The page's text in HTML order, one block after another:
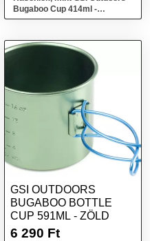
Bugaboo Cup 414ml -
narancsszín
GSI OUTDOORS
BUGABOO BOTTLE
CUP 591ML - ZÖLD
6 290 Ft